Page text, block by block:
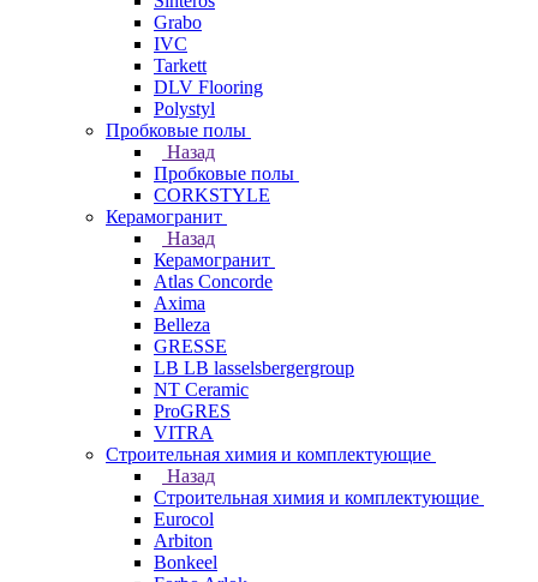
Grabo
IVC
Tarkett
DLV Flooring
Polystyl
Пробковые полы
Назад
Пробковые полы
CORKSTYLE
Керамогранит
Назад
Керамогранит
Atlas Concorde
Axima
Belleza
GRESSE
LB LB lasselsbergergroup
NT Ceramic
ProGRES
VITRA
Строительная химия и комплектующие
Назад
Строительная химия и комплектующие
Eurocol
Arbiton
Bonkeel